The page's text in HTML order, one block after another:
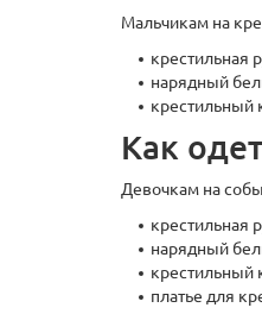
Мальчикам на
крестильная
нарядный
крестильный
Как
Девочкам на
крестильная
нарядный
крестильный
платье для